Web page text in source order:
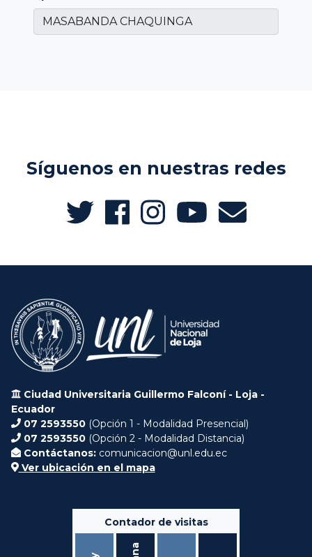
Síguenos en nuestras redes
Ciudad Universitaria Guillermo Falconí - Loja -
Ecuador
07 2593550 (Opción 1 - Modalidad Presencial)
07 2593550 (Opción 2 - Modalidad Distancia)
Contáctanos: comunicacion@unl.edu.ec
Ver ubicación en el mapa
Contador de visitas